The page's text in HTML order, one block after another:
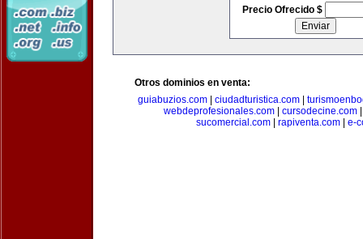
Precio Ofrecido $
Otros dominios en venta:
guiabuzios.com| ciudadturistica.com|
webdeprofesionales.com| cursodecine.com
sucomercial.com
rapiventa.com e-